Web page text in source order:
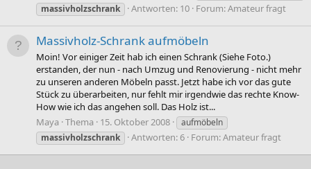
massivholzschrank
Antworten: 10 Forum:Amateur fragt
Massivholz-Schrank aufmöbeln
Moin! Vor einiger Zeit hab ich einen Schrank (Siehe Foto.)
erstanden, der nun - nach Umzug und Renovierung - nicht mehr
zu unseren anderen Möbeln passt. Jetzt habe ich vor das gute
Stück zu überarbeiten, nur fehlt mir irgendwie das rechte Know-
How wie ich das angehen soll. Das Holz ist...
Maya Thema 15. Oktober 2008
aufmöbeln
massivholzschrank
Antworten: 6 Forum:Amateur fragt